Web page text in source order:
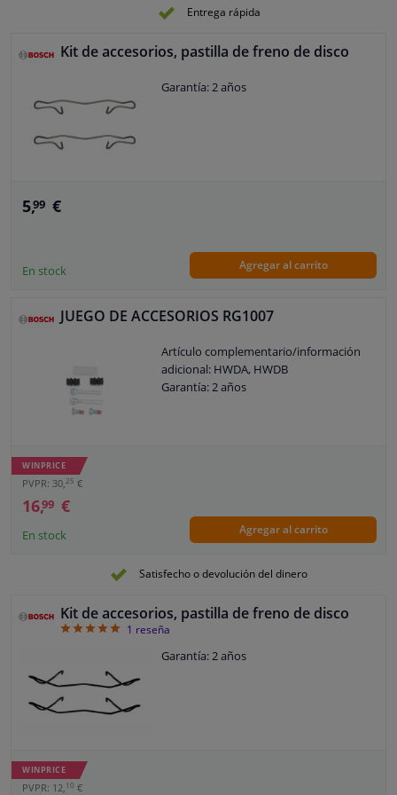
Entrega rápida
Kit de accesorios, pastilla de freno de disco
Garantía: 2 años
5,99 €
En stock Agregar al carrito
JUEGO DE ACCESORIOS RG1007
Artículo complementario/información
adicional: HWDA, HWDB
Garantía: 2 años
WINPRICE
PVPR: 30,25 €
16,99 €
En stock Agregar al carrito
Satisfecho o devolución del dinero
Kit de accesorios, pastilla de freno de disco
51 reseña
Garantía: 2 años
WINPRICE
PVPR: 12,10 €